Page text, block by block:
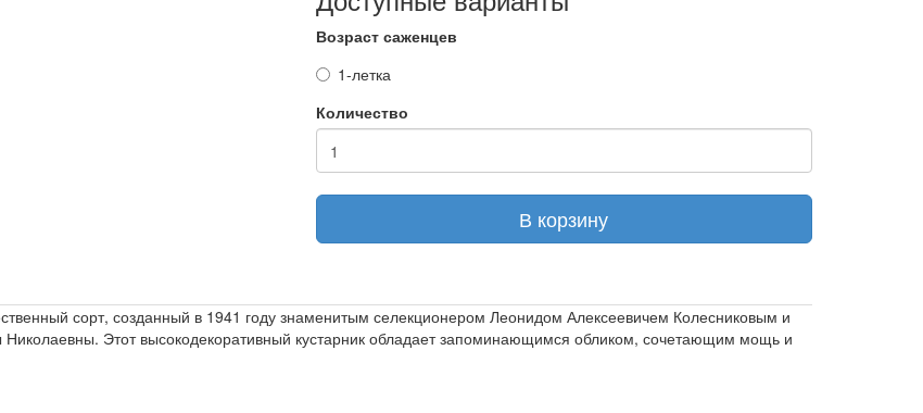
Возраст саженцев
1-летка
Количество
В корзину
сорт, созданный в 1941 году знаменитым селекционером Леонидом Алексеевичем Колесниковым и
Этот высокодекоративный кустарник обладает запоминающимся обликом, сочетающим мощь и